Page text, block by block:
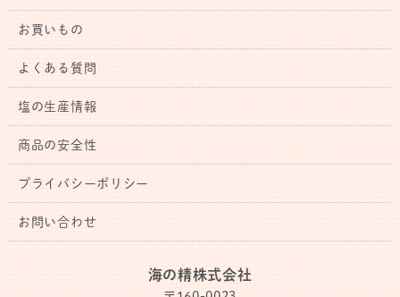
お買いもの
よくある質問
塩の生産情報
商品の安全性
プライバシーポリシー
お問い合わせ
海の精株式会社